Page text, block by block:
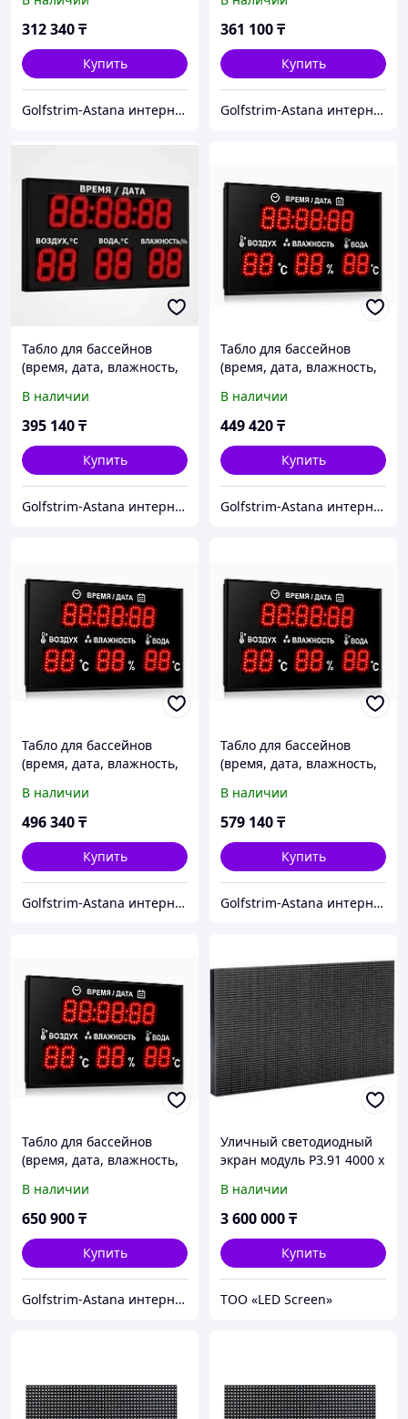
воздуха) 750*450
312 340₸
Купить
Golfstrim-Astana интернет-магазин: бассейны, сауны, бани, фитобочки, купели, системы обогрева
воздуха) 850*500
361 100₸
Купить
Golfstrim-Astana интернет-магазин: бассейны, сауны, бани, фитобочки, купели, системы обогрева
Табло для бассейнов
(время, дата, влажность,
воздуха) 950*550
В наличии
395 140₸
Купить
Golfstrim-Astana интернет-магазин: бассейны, сауны, бани, фитобочки, купели, системы обогрева
Табло для бассейнов
(время, дата, влажность,
воздуха) 1100*650
В наличии
449 420₸
Купить
Golfstrim-Astana интернет-магазин: бассейны, сауны, бани, фитобочки, купели, системы обогрева
Табло для бассейнов
(время, дата, влажность,
воздуха) 1200*700
В наличии
496 340₸
Купить
Golfstrim-Astana интернет-магазин: бассейны, сауны, бани, фитобочки, купели, системы обогрева
Табло для бассейнов
(время, дата, влажность,
воздуха) 1400*800
В наличии
579 140₸
Купить
Golfstrim-Astana интернет-магазин: бассейны, сауны, бани, фитобочки, купели, системы обогрева
Табло для бассейнов
(время, дата, влажность,
воздуха) 1560*880
В наличии
650 900₸
Купить
Golfstrim-Astana интернет-магазин: бассейны, сауны, бани, фитобочки, купели, системы обогрева
Уличный светодиодный
экран модуль P3.91 4000 x
В наличии
3 600 000₸
Купить
ТОО «LED Screen»